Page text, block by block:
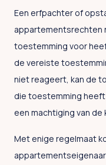
Een erfpachter of
appartementsrechten
toestemming voor
de vereiste
niet reageert, kan de
die toestemming
een machtiging van
Met enige regelmaat